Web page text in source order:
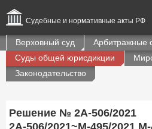
Судебные и нормативные акты РФ
Верховный суд
Арбитражные
Суды общей юрисдикции
Законодательство
Решение № 2А-506/2021
2А-506/2021~М-495/2021 М-